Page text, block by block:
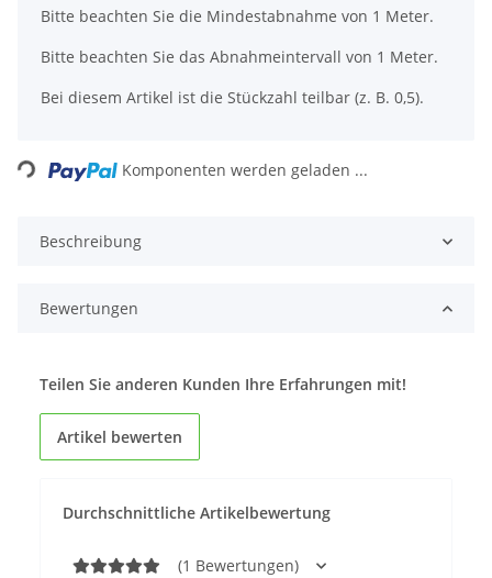
x
Bitte beachten Sie die Mindestabnahme von 1 Meter.
Bitte beachten Sie das Abnahmeintervall von 1 Meter.
Bei diesem Artikel ist die Stückzahl teilbar (z. B. 0,5).
Loading... Komponenten werden geladen ...
Beschreibung
Bewertungen
Durchschnittliche Artikelbewertung
(1 Bewertungen)
Teilen Sie anderen Kunden Ihre Erfahrungen mit!
Artikel bewerten